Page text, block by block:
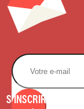
S'INSCRIRE